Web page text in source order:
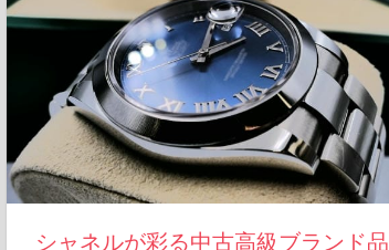
シャネルが彩る中古高級ブランド品